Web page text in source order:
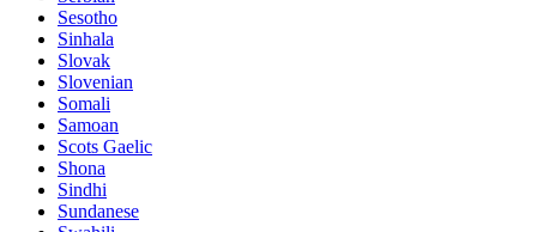
Sesotho
Sinhala
Slovak
Slovenian
Somali
Samoan
Scots Gaelic
Shona
Sindhi
Sundanese